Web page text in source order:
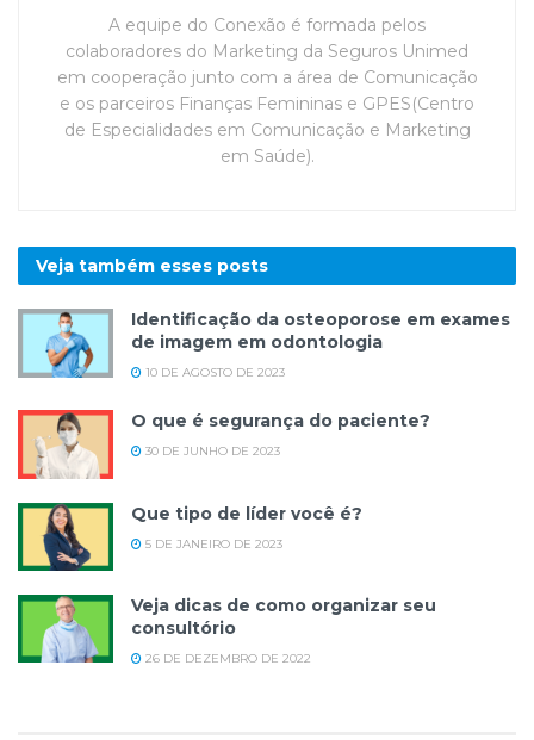
A equipe do Conexão é formada pelos
colaboradores do Marketing da Seguros Unimed
em cooperação junto com a área de Comunicação
e os parceiros Finanças Femininas e GPES(Centro
de Especialidades em Comunicação e Marketing
em Saúde).
Veja também esses posts
Identificação da osteoporose em exames
de imagem em odontologia
10 DE AGOSTO DE 2023
O que é segurança do paciente?
30 DE JUNHO DE 2023
Que tipo de líder você é?
5 DE JANEIRO DE 2023
Veja dicas de como organizar seu
consultório
26 DE DEZEMBRO DE 2022